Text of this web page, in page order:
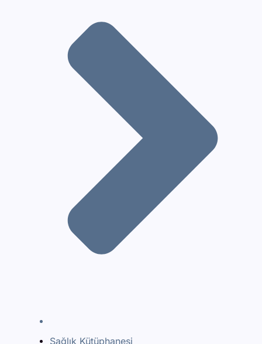
Sağlık Kütüphanesi